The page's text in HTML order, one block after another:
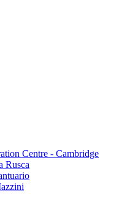
Centre - Cambridge
Rusca